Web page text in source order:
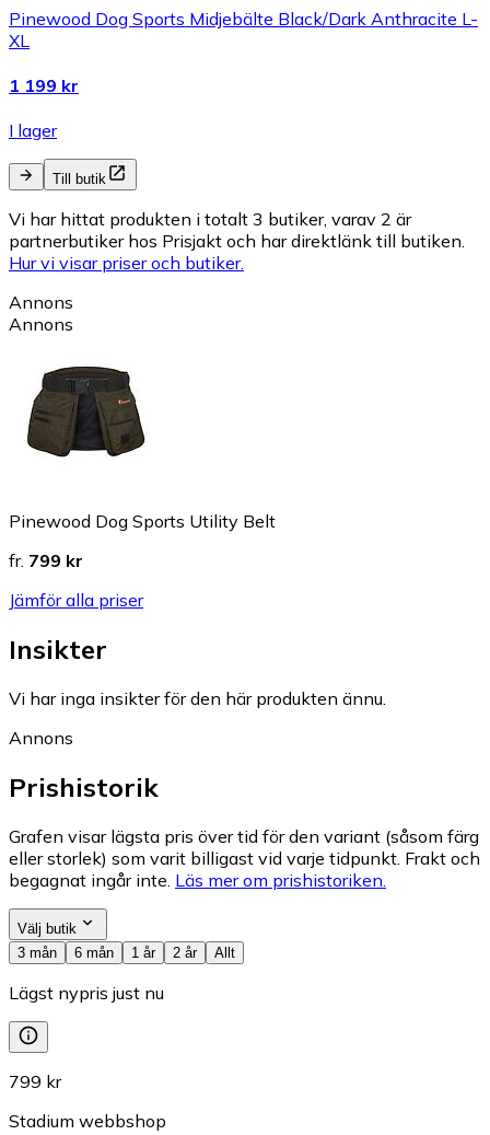
Pinewood Dog Sports Midjebälte Black/Dark Anthracite L-
XL
1 199 kr
I lager
Till butik
Vi har hittat produkten i totalt 3 butiker, varav 2 är
partnerbutiker hos Prisjakt och har direktlänk till butiken.
Hur vi visar priser och butiker.
Annons
Annons
Pinewood Dog Sports Utility Belt
fr. 799 kr
Jämför alla priser
Insikter
Vi har inga insikter för den här produkten ännu.
Annons
Prishistorik
Grafen visar lägsta pris över tid för den variant (såsom färg
eller storlek) som varit billigast vid varje tidpunkt. Frakt och
begagnat ingår inte. Läs mer om prishistoriken.
Välj butik
3 mån
6 mån 1 år 2 år Allt
Lägst nypris just nu
799 kr
Stadium webbshop